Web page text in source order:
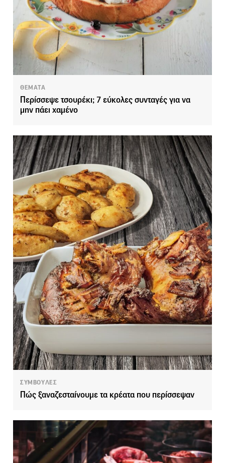
ΘΕΜΑΤΑ
Περίσσεψε τσουρέκι; 7 εύκολες συνταγές για να
μην πάει χαμένο
ΣΥΜΒΟΥΛΕΣ
Πώς ξαναζεσταίνουμε τα κρέατα που περίσσεψαν